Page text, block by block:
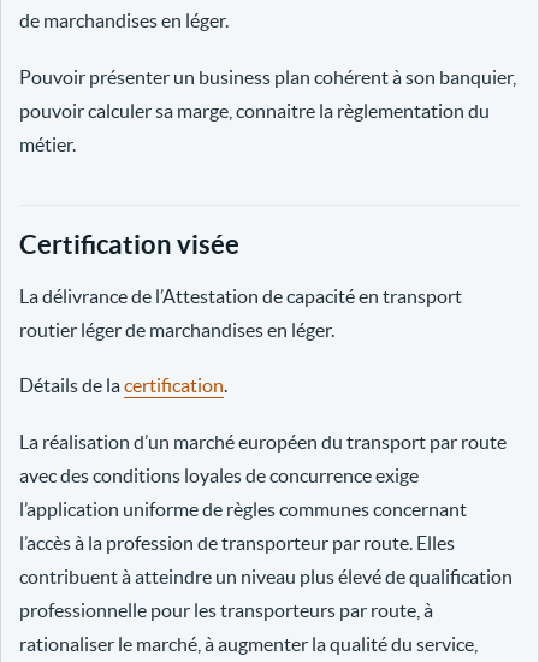
de marchandises en léger.
Pouvoir présenter un business plan cohérent à son banquier,
pouvoir calculer sa marge, connaitre la règlementation du
métier.
Certification visée
La délivrance de l’Attestation de capacité en transport
routier léger de marchandises en léger.
Détails de lacertification.
La réalisation d’un marché européen du transport par route
avec des conditions loyales de concurrence exige
l’application uniforme de règles communes concernant
l’accès à la profession de transporteur par route. Elles
contribuent à atteindre un niveau plus élevé de qualification
professionnelle pour les transporteurs par route, à
rationaliser le marché, à augmenter la qualité du service,